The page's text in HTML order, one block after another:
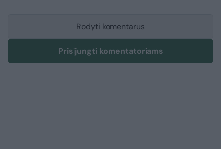
Rodyti komentarus
Prisijungti komentatoriams